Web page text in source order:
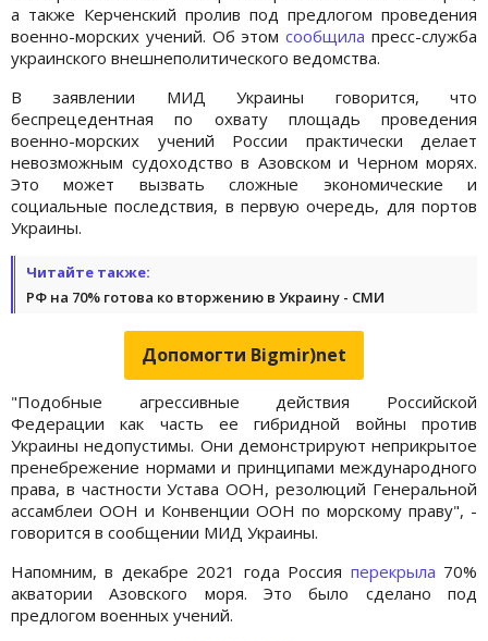
а также Керченский пролив под предлогом проведения
военно-морских учений. Об этомсообщила пресс-служба
украинского внешнеполитического ведомства.
В заявлении МИД Украины говорится, что
беспрецедентная по охвату площадь проведения
военно-морских учений России практически делает
невозможным судоходство в Азовском и Черном морях.
Это может вызвать сложные экономические и
социальные последствия, в первую очередь, для портов
Украины.
Читайте также:
РФ на 70% готова ко вторжению в Украину - СМИ
Допомогти Bigmir)net
"Подобные агрессивные действия Российской
Федерации как часть ее гибридной войны против
Украины недопустимы. Они демонстрируют неприкрытое
пренебрежение нормами и принципами международного
права, в частности Устава ООН, резолюций Генеральной
ассамблеи ООН и Конвенции ООН по морскому праву", -
говорится в сообщении МИД Украины.
Напомним, в декабре 2021 года Россия перекрыла 70%
акватории Азовского моря. Это было сделано под
предлогом военных учений.